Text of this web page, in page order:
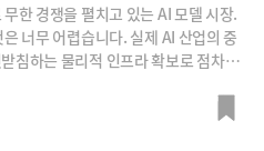
한 경쟁을 펼치고 있는 AI 모델 시장.
너무 어렵습니다. 실제 AI 산업의 중
침하는 물리적 인프라 확보로 점차 이
크 기업들의 AI 설비투자가 우리나